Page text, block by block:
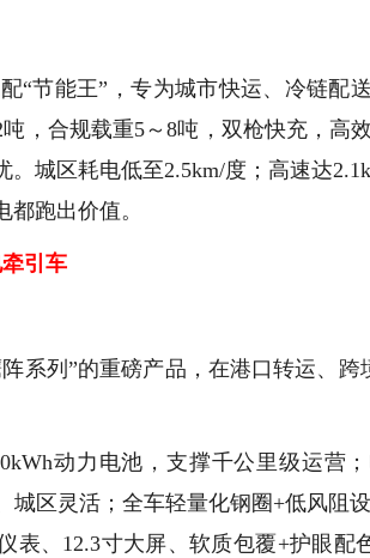
“节能王”，专为城市快运、冷链配
，合规载重5～8吨，双枪快充，高
。城区耗电低至2.5km/度；高速达
跑出价值。
引车
系列”的重磅产品，在港口转运、
动力电池，支撑千公里级运营
城区灵活；全车轻量化钢圈+低风阻
表、12.3寸大屏、软质包覆+护眼配